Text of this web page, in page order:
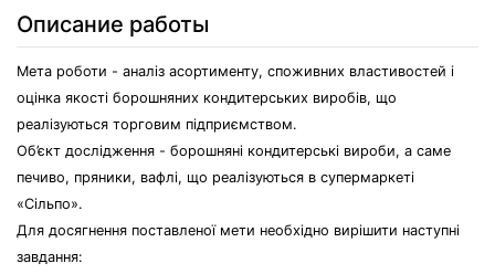
Описание работы
Мета роботи - аналіз асортименту, споживних властивостей і
оцінка якості борошняних кондитерських виробів, що
реалізуються торговим підприємством.
Об’єкт дослідження - борошняні кондитерські вироби, а саме
печиво, пряники, вафлі, що реалізуються в супермаркеті
«Сільпо».
Для досягнення поставленої мети необхідно вирішити наступні
завдання: